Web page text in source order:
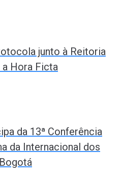
junto à Reitoria
Hora Ficta
da 13ª Conferência
da Internacional dos